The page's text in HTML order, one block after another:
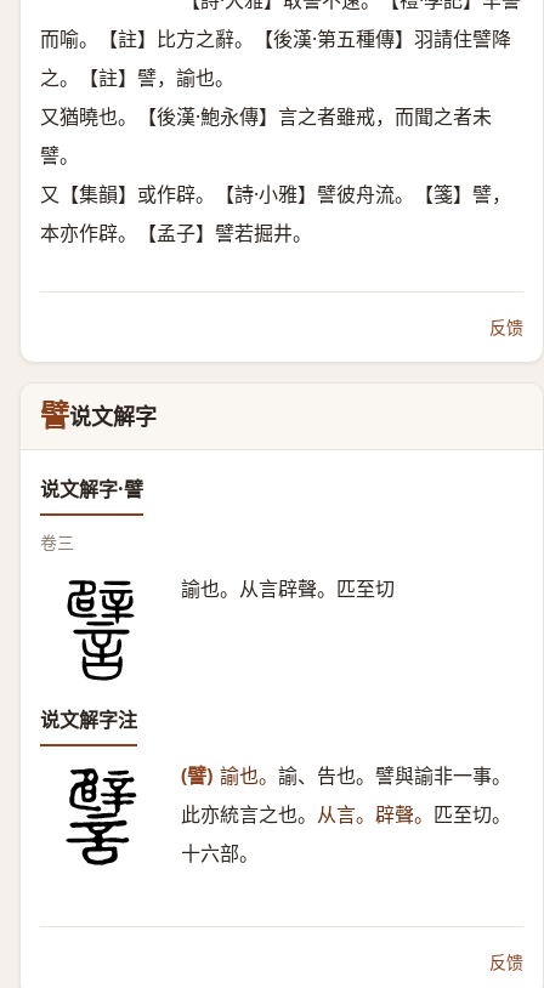
而喻。【註】比方之辭。【後漢·第五種傳】羽請住譬降
之。【註】譬，諭也。
又猶曉也。【後漢·鮑永傳】言之者雖戒，而聞之者未
譬。
又【集韻】或作辟。【詩·小雅】譬彼舟流。【箋】譬，
本亦作辟。【孟子】譬若掘井。
反馈
譬说文解字
说文解字·譬
卷三
諭也。从言辟聲。匹至切
说文解字注
(譬) 諭也。 諭、告也。譬與諭非一事。
此亦統言之也。 从言。辟聲。 匹至切。
十六部。
反馈